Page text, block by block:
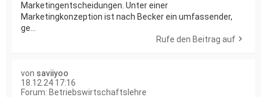
Marketingentscheidungen. Unter einer
Marketingkonzeption ist nach Becker ein umfassender,
ge...
Rufe den Beitrag auf
von saviiyoo
18.12.24 17:16
Forum: Betriebswirtschaftslehre